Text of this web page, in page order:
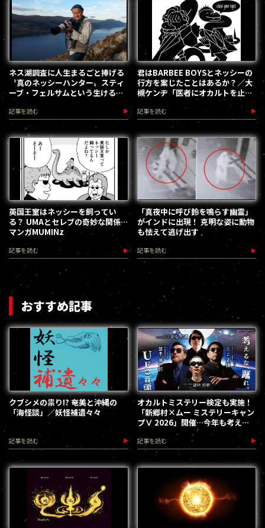
ネス湖調査に人生まるごと捧げる
〝真のネッシーハンター〟スティ
ーブ・フェルサムという生ける伝
説について／ネス湖現地レポート
記事を読む
君はBARBEE BOYSとネッシーの
行方を案じたことはあるか？／大
槻ケンヂ「医者にオカルトを止め
られた男」新2回(第22回)
記事を読む
英国王室はネッシーを飼ってい
る？ UMAとセレブの奇妙な関係…
マンガMUMINz
記事を読む
「真夜中に呼び鈴を鳴らす幽霊」
がインドに出現！ 克明な姿に動物
も怯えて逃げ出す
記事を読む
おすすめ記事
クブシメの祟り!? 奄美と沖縄の
「海怪談」／妖怪補遺々々
記事を読む
オカルトミステリー検定も実施！
「新郷村×ムー ミステリーキャン
プⅤ 2026」開催…今年も考える
な、踊れ！（2026.9.12）
記事を読む